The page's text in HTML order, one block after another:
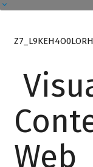
Web